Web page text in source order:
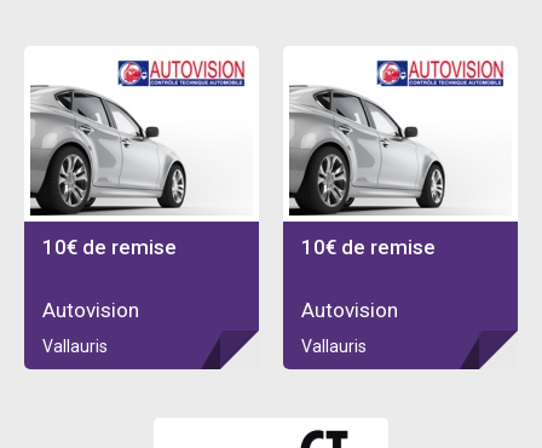
10€ de remise
Autovision
Vallauris
10€ de remise
Autovision
Vallauris